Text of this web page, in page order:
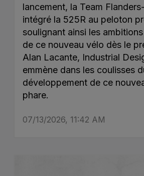
lancement, la Team
intégré la 525R au peloton
soulignant ainsi les
de ce nouveau vélo dès le
Alan Lacante, Industrial
emmène dans les coulisses
développement de ce
phare.
07/13/2026, 11:42 AM